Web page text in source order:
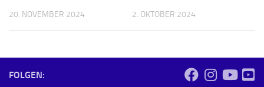
20. NOVEMBER 2024 2. OKTOBER 2024
FOLGEN: